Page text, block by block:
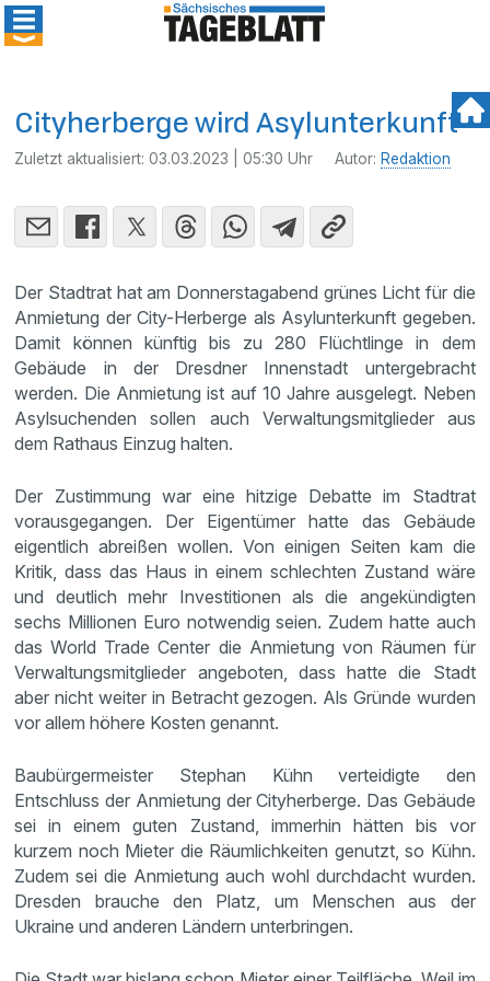
Cityherberge wird Asylunterkunft
Zuletzt aktualisiert:03.03.2023 | 05:30 Uhr Autor: Redaktion
Der Stadtrat hat am Donnerstagabend grünes Licht für die
Anmietung der City-Herberge als Asylunterkunft gegeben.
Damit können künftig bis zu 280 Flüchtlinge in dem
Gebäude in der Dresdner Innenstadt untergebracht
werden. Die Anmietung ist auf 10 Jahre ausgelegt. Neben
Asylsuchenden sollen auch Verwaltungsmitglieder aus
dem Rathaus Einzug halten.
Der Zustimmung war eine hitzige Debatte im Stadtrat
vorausgegangen. Der Eigentümer hatte das Gebäude
eigentlich abreißen wollen. Von einigen Seiten kam die
Kritik, dass das Haus in einem schlechten Zustand wäre
und deutlich mehr Investitionen als die angekündigten
sechs Millionen Euro notwendig seien. Zudem hatte auch
das World Trade Center die Anmietung von Räumen für
Verwaltungsmitglieder angeboten, dass hatte die Stadt
aber nicht weiter in Betracht gezogen. Als Gründe wurden
vor allem höhere Kosten genannt.
Baubürgermeister Stephan Kühn verteidigte den
Entschluss der Anmietung der Cityherberge. Das Gebäude
sei in einem guten Zustand, immerhin hätten bis vor
kurzem noch Mieter die Räumlichkeiten genutzt, so Kühn.
Zudem sei die Anmietung auch wohl durchdacht wurden.
Dresden brauche den Platz, um Menschen aus der
Ukraine und anderen Ländern unterbringen.